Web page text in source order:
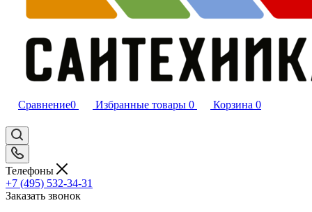
Сравнение0 Избранные товары 0 Корзина 0
Телефоны
+7 (495) 532‑34‑31
Заказать звонок